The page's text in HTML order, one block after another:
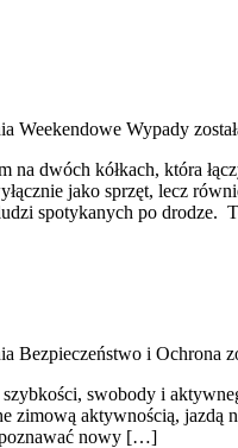
Weekendowe Wypady
dwóch kółkach, która
jako sprzęt, lecz
ludzi spotykanych po
Bezpieczeństwo i Ochrona
swobody i
zimową aktywnością, jazdą
poznawać nowy […]